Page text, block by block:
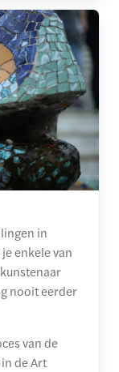
in
enkele van
nooit eerder
van de
de Art